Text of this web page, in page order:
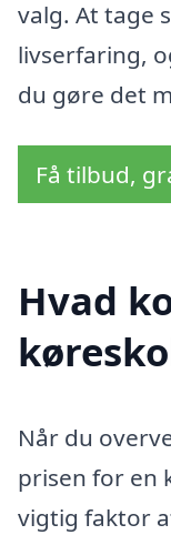
valg. At tage
livserfaring,
du gøre det
Få tilbud,
Hvad
Når du
prisen for en
vigtig faktor